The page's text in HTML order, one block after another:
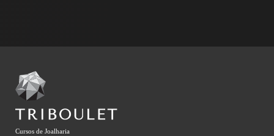
Cursos de Joalharia